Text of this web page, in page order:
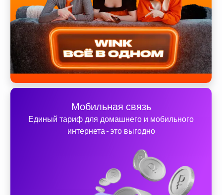
Мобильная связь
Единый тариф для домашнего и мобильного
интернета - это выгодно